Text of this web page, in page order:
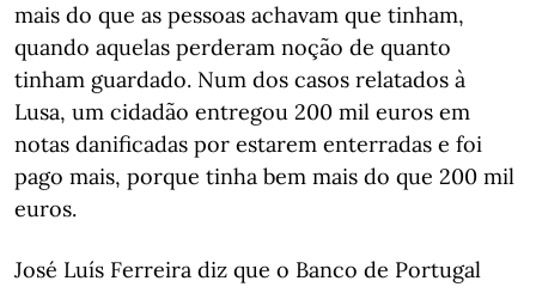
mais do que as pessoas achavam que tinham,
quando aquelas perderam noção de quanto
tinham guardado. Num dos casos relatados à
Lusa, um cidadão entregou 200 mil euros em
notas danificadas por estarem enterradas e foi
pago mais, porque tinha bem mais do que 200 mil
euros.
José Luís Ferreira diz que o Banco de Portugal